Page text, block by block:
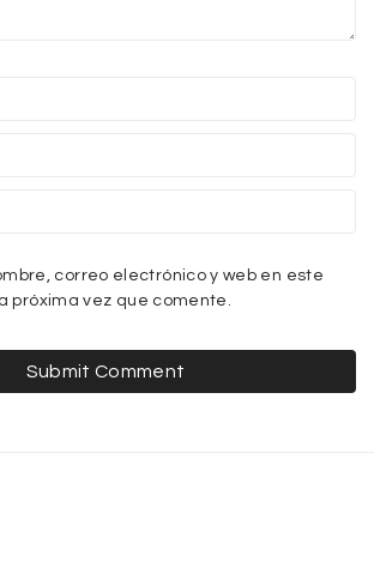
correo electrónico y web en este
próxima vez que comente.